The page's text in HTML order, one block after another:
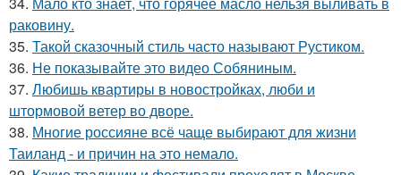
раковину.
35. Такой сказочный стиль часто называют Рустиком.
36. Не показывайте это видео Собяниным.
37. Любишь квартиры в новостройках, люби и
штормовой ветер во дворе.
38. Многие россияне всё чаще выбирают для жизни
Таиланд - и причин на это немало.